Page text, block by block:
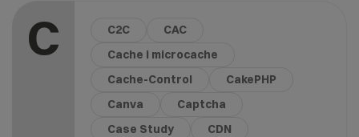
C C2C
CAC
Cache i microcache
Cache-Control
CakePHP
Canva
Captcha
Case Study
CDN